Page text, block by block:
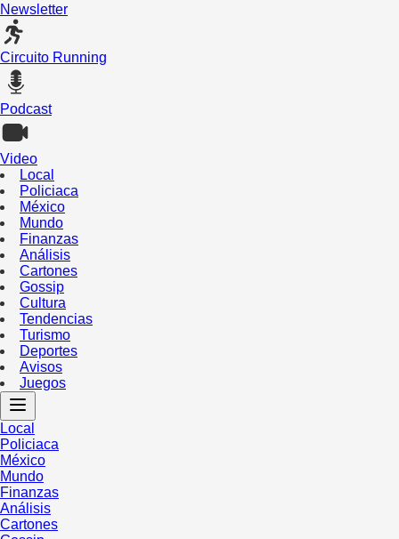
Newsletter
Circuito Running
Podcast
Video
Local
Policiaca
México
Mundo
Finanzas
Análisis
Cartones
Gossip
Cultura
Tendencias
Turismo
Deportes
Avisos
Juegos
Local
Policiaca
México
Mundo
Finanzas
Análisis
Cartones